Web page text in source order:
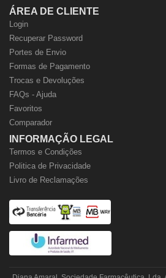
ÁREA DE CLIENTE
Login
Recuperar Password
Portes de Envio
Formas de Pagamento
Trocas e Devoluções
FAQs - Ajuda
Favoritos
Comparador
INFORMAÇÃO LEGAL
Termos e Condições
Politica de Privacidade
Livro de Reclamações